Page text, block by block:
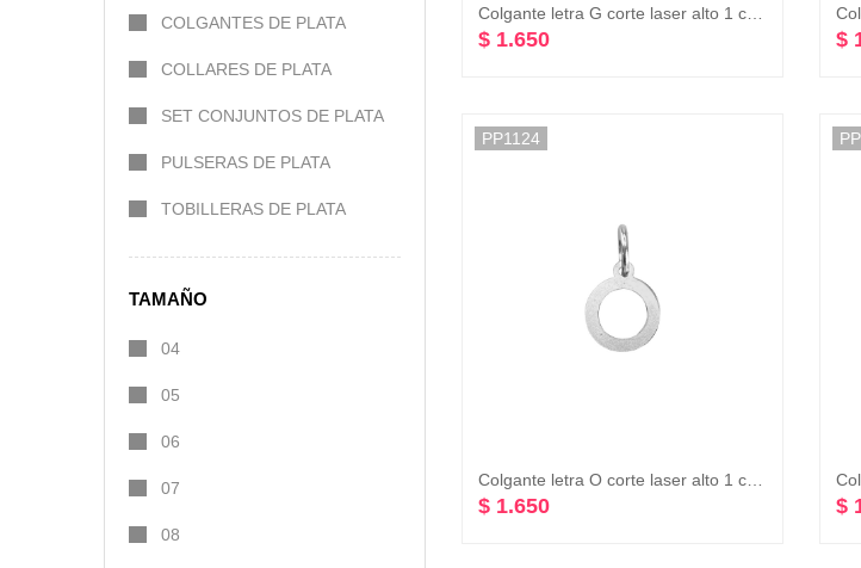
$ 1.650 $
PP1124
$ 1.650 $
COLGANTES DE PLATA
COLLARES DE PLATA
SET CONJUNTOS DE PLATA
PULSERAS DE PLATA
TOBILLERAS DE PLATA
TAMAÑO
04
05
06
07
08